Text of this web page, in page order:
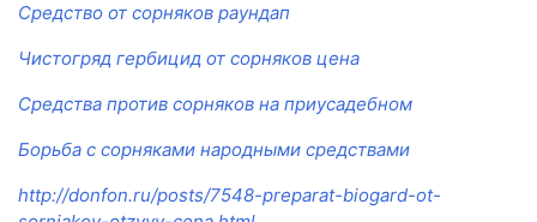
Средство от сорняков раундап
Чистогряд гербицид от сорняков цена
Средства против сорняков на приусадебном
Борьба с сорняками народными средствами
http://donfon.ru/posts/7548-preparat-biogard-ot-